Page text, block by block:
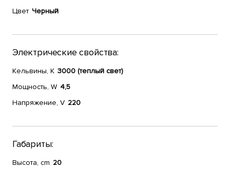
Цвет Черный
Электрические свойства:
Кельвины, К 3000 (теплый свет)
Мощность, W 4,5
Напряжение, V 220
Габариты:
Высота, cm 20